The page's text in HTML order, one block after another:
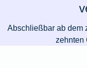
Abschließbar ab dem
zehnten